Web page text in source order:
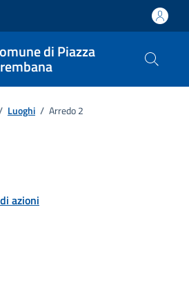
di Piazza
Luoghi / Arredo 2
azioni